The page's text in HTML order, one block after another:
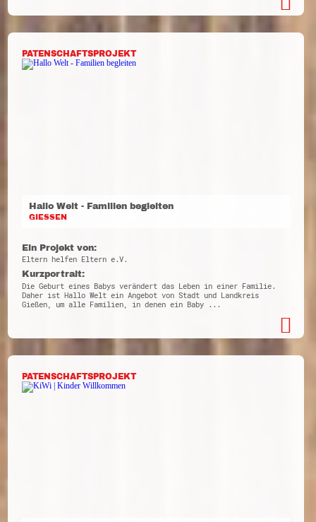
PATENSCHAFTSPROJEKT
Hallo Welt - Familien begleiten
GIESSEN
Ein Projekt von:
Eltern helfen Eltern e.V.
Kurzportrait:
Die Geburt eines Babys verändert das Leben in einer Familie.
Daher ist Hallo Welt ein Angebot von Stadt und Landkreis
Gießen, um alle Familien, in denen ein Baby ...
PATENSCHAFTSPROJEKT